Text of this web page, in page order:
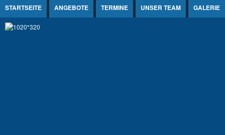
STARTSEITE ANGEBOTE TERMINE UNSER TEAM GALERIE